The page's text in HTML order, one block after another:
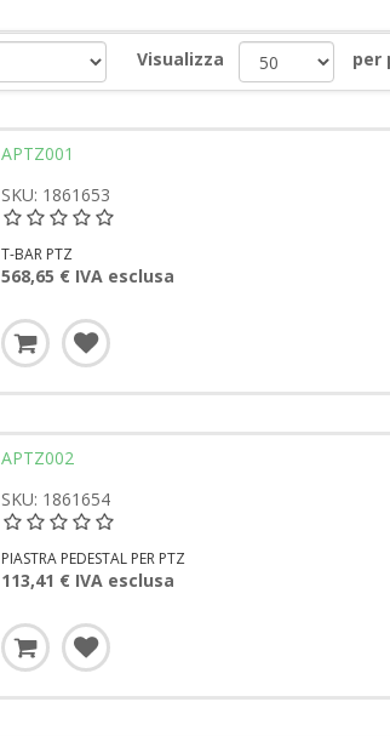
Visualizza per
APTZ001
SKU: 1861653
T-BAR PTZ
568,65 € IVA esclusa
APTZ002
SKU: 1861654
PIASTRA PEDESTAL PER PTZ
113,41 € IVA esclusa